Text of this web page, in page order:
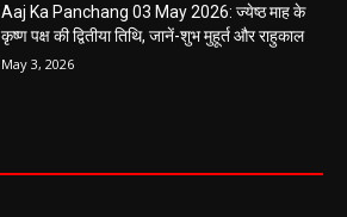
Aaj Ka Panchang 03 May 2026: ज्येष्ठ माह के
कृष्ण पक्ष की द्वितीया तिथि, जानें-शुभ मुहूर्त और राहुकाल
May 3, 2026